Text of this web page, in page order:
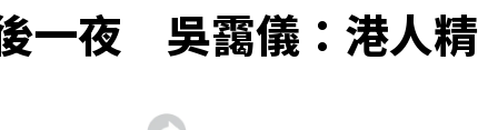
聲音資料
一夜 吳靄儀：港人精